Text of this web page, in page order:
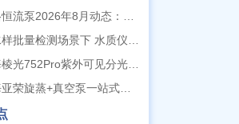
年8月动态：以专利落地与合规升级筑牢精密流体传输根基
量检测场景下 水质仪器提升作业效率的实践思路
752Pro紫外可见分光光度计核心优势与适用场景解析
荣旋蒸+真空泵一站式实验室配套方案